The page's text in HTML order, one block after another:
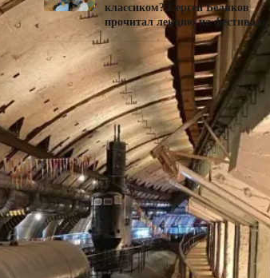
классиком? Сергей Беляков
прочитал лекцию на фестивале
«Белый июнь»